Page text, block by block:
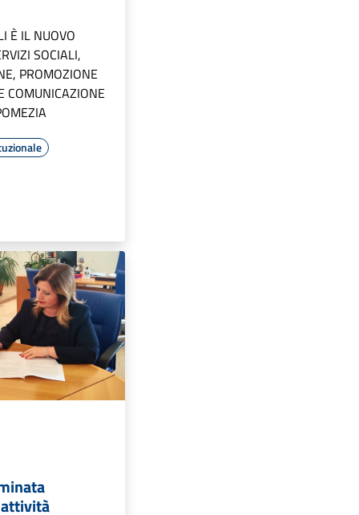
È IL NUOVO
SOCIALI,
PROMOZIONE
COMUNICAZIONE
attività